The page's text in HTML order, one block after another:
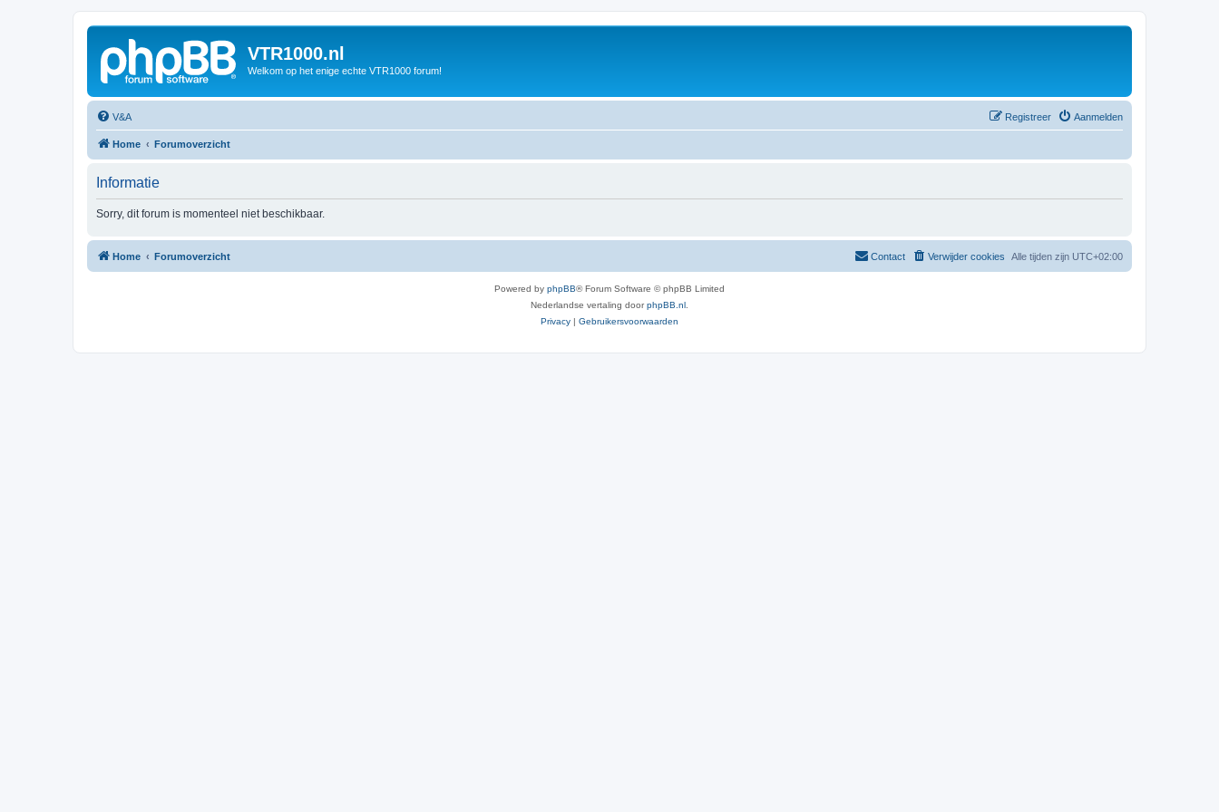
VTR1000.nl
Welkom op het enige echte VTR1000 forum!
V&A Aanmelden
Registreer
Home Forumoverzicht
Informatie
Sorry, dit forum is momenteel niet beschikbaar.
Home Forumoverzicht Alle tijden zijn UTC+02:00
Verwijder cookies
Contact
Powered by phpBB® Forum Software © phpBB Limited
Nederlandse vertaling doorphpBB.nl
Privacy | Gebruikersvoorwaarden